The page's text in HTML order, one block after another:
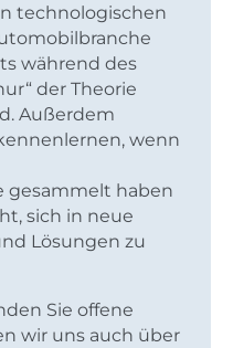
technologischen
während des
der Theorie
Außerdem
wenn
gesammelt haben
sich in neue
Lösungen zu
Sie offene
wir uns auch über